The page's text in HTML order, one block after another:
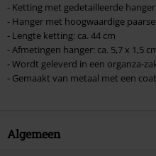
- Ketting met gedetailleerde hanger
- Hanger met hoogwaardige
- Lengte ketting: ca. 44 cm
- Afmetingen hanger: ca. 5,7 x 1,5
- Wordt geleverd in een organza-
- Gemaakt van metaal met een
Algemeen